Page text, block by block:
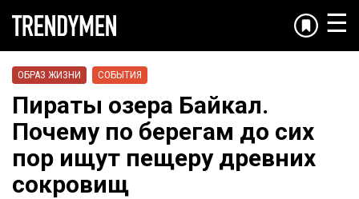
☰
ОБРАЗ ЖИЗНИ СОБЫТИЯ
Пираты озера Байкал.
Почему по берегам до сих
пор ищут пещеру древних
сокровищ